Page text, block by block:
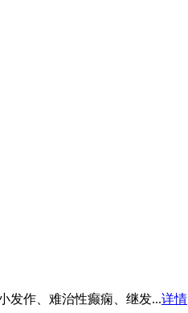
发作、难治性癫痫、继发...详情